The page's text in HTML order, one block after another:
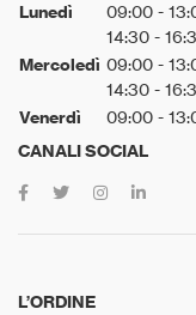
Lunedì
09:00 -
14:30 -
Mercoledì 09:00 -
14:30 -
Venerdì 09:00 -
CANALI SOCIAL
L’ORDINE